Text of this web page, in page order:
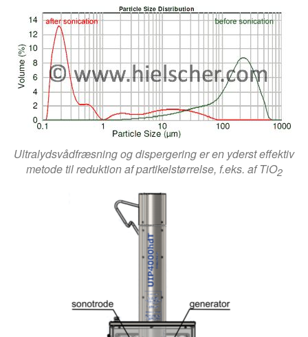
Ultralydsvådfræsning og dispergering er en yderst effektiv
metode til reduktion af partikelstørrelse, f.eks. af TiO2